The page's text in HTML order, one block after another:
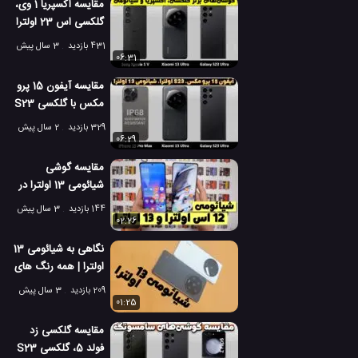
مقایسه اکسپریا 1 وی،
گلکسی اس 23 اولترا
و شیائومی 13 اولترا
431 بازدید
3 سال پیش
06:31
مقایسه آیفون 15 پرو
مکس با گلکسی S23
اولترا و شیائومی 13
329 بازدید
2 سال پیش
06:29
مقایسه گوشی
شیائومی 13 اولترا در
مقابل 12 اس اولترا
144 بازدید
3 سال پیش
02:26
نگاهی به شیائومی 13
اولترا | همه رنگ های
شیائومی 13 اولترا
209 بازدید
3 سال پیش
01:25
مقایسه گلکسی زد
فولد 5، گلکسی S23